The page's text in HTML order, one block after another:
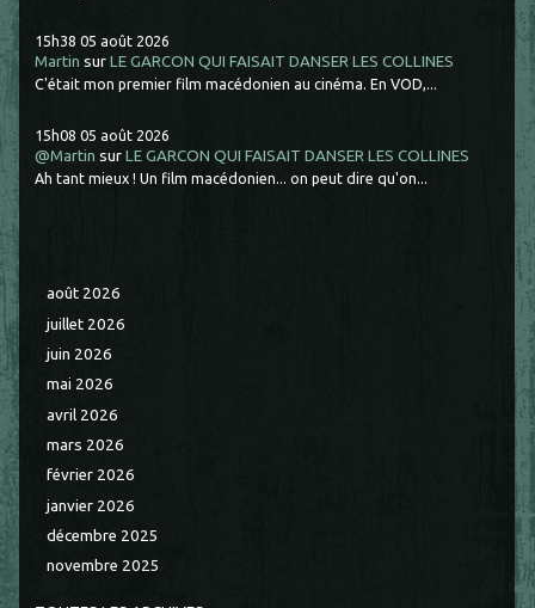
15h38 05 août 2026
Martin surLE GARCON QUI FAISAIT DANSER LES COLLINES
C'était mon premier film macédonien au cinéma. En VOD,...
15h08 05 août 2026
@Martin surLE GARCON QUI FAISAIT DANSER LES COLLINES
Ah tant mieux ! Un film macédonien... on peut dire qu'on...
août 2026
juillet 2026
juin 2026
mai 2026
avril 2026
mars 2026
février 2026
janvier 2026
décembre 2025
novembre 2025